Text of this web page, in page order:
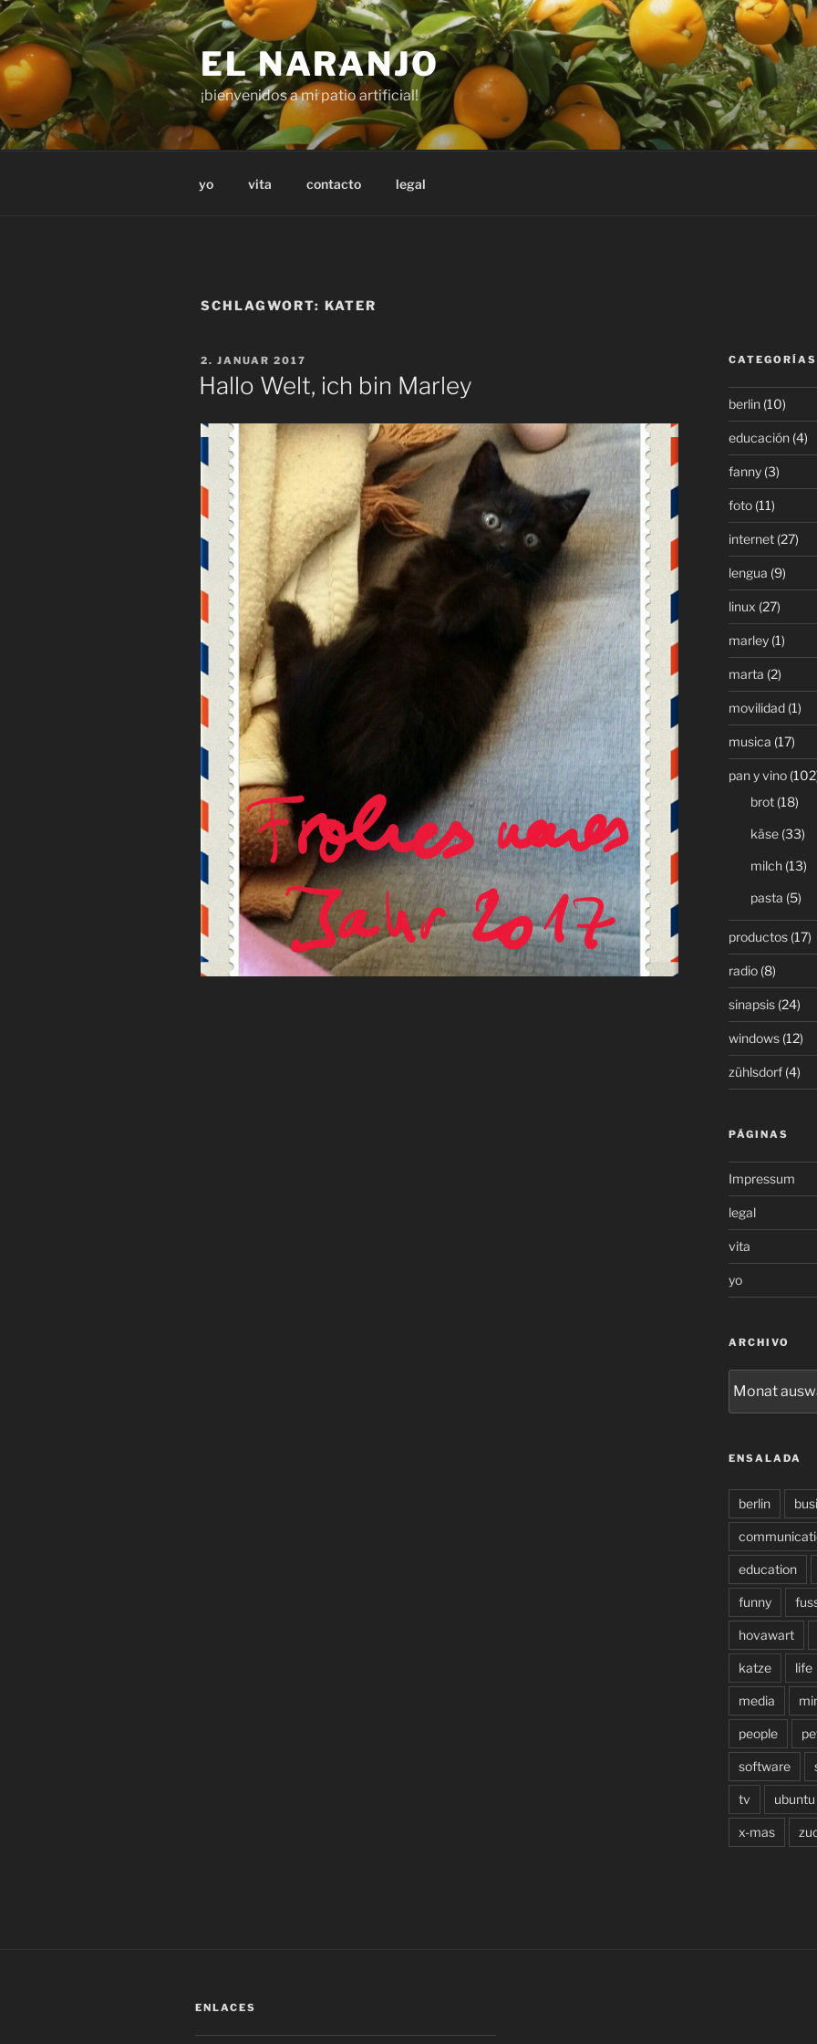
Zum
Inhalt
springen
EL NARANJO
¡bienvenidos a mi patio artificial!
yo vita contacto legal
SCHLAGWORT: KATER
VERÖFFENTLICHT
AM
2. JANUAR 2017
Hallo Welt, ich bin Marley
CATEGORÍAS
berlin(10)
educación(4)
fanny(3)
foto(11)
internet(27)
lengua (9)
linux (27)
marley(1)
marta (2)
movilidad(1)
musica (17)
pan y vino
brot(18)
käse(33)
milch(13)
pasta (5)
productos(17)
radio(8)
sinapsis(24)
windows(12)
zühlsdorf(4)
PÁGINAS
Impressum
legal
vita
yo
ARCHIVO
ENSALADA
berlin
education
funny
hovawart
katze life
media
people
software
tv ubuntu
x-mas
ENLACES